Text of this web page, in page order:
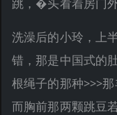
洗澡后的小玲，上
错，那是中国式的
根绳子的那种>>>
而胸前那两颗跳豆